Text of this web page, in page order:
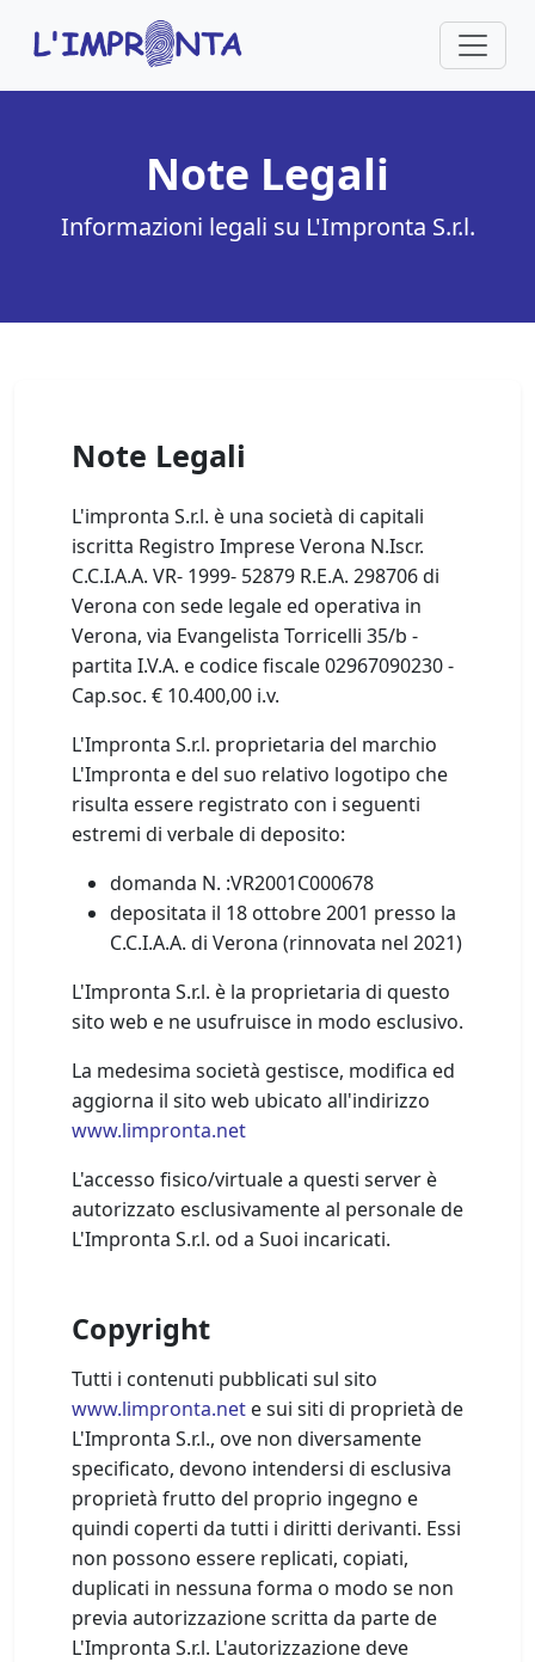
Note Legali
Informazioni legali su L'Impronta S.r.l.
Note Legali
L'impronta S.r.l. è una società di capitali
iscritta Registro Imprese Verona N.Iscr.
C.C.I.A.A. VR- 1999- 52879 R.E.A. 298706 di
Verona con sede legale ed operativa in
Verona, via Evangelista Torricelli 35/b -
partita I.V.A. e codice fiscale 02967090230 -
Cap.soc. € 10.400,00 i.v.
L'Impronta S.r.l. proprietaria del marchio
L'Impronta e del suo relativo logotipo che
risulta essere registrato con i seguenti
estremi di verbale di deposito:
domanda N. :VR2001C000678
depositata il 18 ottobre 2001 presso la
C.C.I.A.A. di Verona (rinnovata nel 2021)
L'Impronta S.r.l. è la proprietaria di questo
sito web e ne usufruisce in modo esclusivo.
La medesima società gestisce, modifica ed
aggiorna il sito web ubicato all'indirizzo
www.limpronta.net
L'accesso fisico/virtuale a questi server è
autorizzato esclusivamente al personale de
L'Impronta S.r.l. od a Suoi incaricati.
Copyright
Tutti i contenuti pubblicati sul sito
www.limpronta.net e sui siti di proprietà de
L'Impronta S.r.l., ove non diversamente
specificato, devono intendersi di esclusiva
proprietà frutto del proprio ingegno e
quindi coperti da tutti i diritti derivanti. Essi
non possono essere replicati, copiati,
duplicati in nessuna forma o modo se non
previa autorizzazione scritta da parte de
L'Impronta S.r.l. L'autorizzazione deve